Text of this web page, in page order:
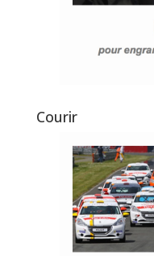
Courir